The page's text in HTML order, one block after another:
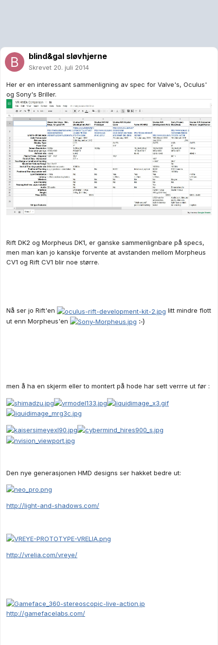
blind&gal sløvhjerne
Skrevet 20. juli 2014
Her er en interessant sammenligning av spec for Valve's, Oculus'
og Sony's Briller.
Rift DK2 og Morpheus DK1, er ganske sammenlignbare på specs,
men man kan jo kanskje forvente at avstanden mellom Morpheus
CV1 og Rift CV1 blir noe større.
Nå ser jo Rift'en
litt mindre flott
ut enn Morpheus'en
:-)
men å ha en skjerm eller to montert på hode har sett verrre ut før :
Den nye generasjonen HMD designs ser hakket bedre ut:
http://light-and-shadows.com/
http://vrelia.com/vreye/
http://gamefacelabs.com/